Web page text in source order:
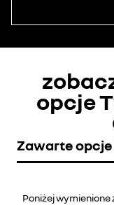
opcje
Zawarte opcje
Poniżej